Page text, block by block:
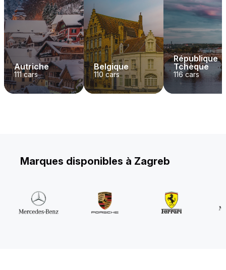
Autriche
111cars
Belgique
110 cars
République
Tchèque
116cars
Marques disponibles à Zagreb